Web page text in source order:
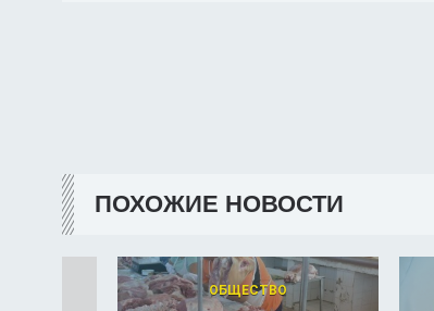
ПОХОЖИЕ НОВОСТИ
ОБЩЕСТВО